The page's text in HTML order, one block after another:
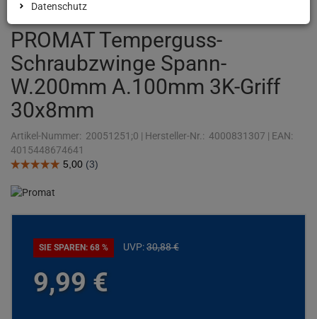
PROMAT Temperguss-
Schraubzwinge Spann-
W.200mm A.100mm 3K-Griff
30x8mm
Artikel-Nummer: 20051251;0 | Hersteller-Nr.: 4000831307 | EAN:
4015448674641
SIE SPAREN: 68 % UVP:30,88€
9,99 €
Datenschutz